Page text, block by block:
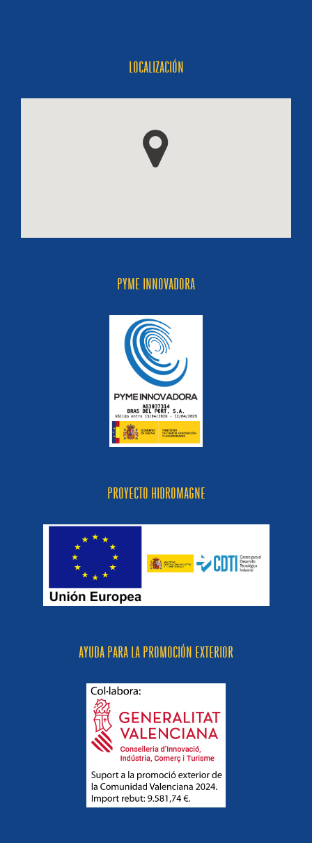
LOCALIZACIÓN
PYME INNOVADORA
PROYECTO HIDROMAGNE
AYUDA PARA LA PROMOCIÓN EXTERIOR